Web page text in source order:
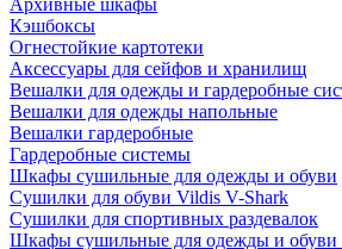
Архивные шкафы
Кэшбоксы
Огнестойкие картотеки
Аксессуары для сейфов и хранилищ
Вешалки для одежды и гардеробные
Вешалки для одежды напольные
Вешалки гардеробные
Гардеробные системы
Шкафы сушильные для одежды и обуви
Сушилки для обуви Vildis V-Shark
Сушилки для спортивных раздевалок
Шкафы сушильные для одежды и